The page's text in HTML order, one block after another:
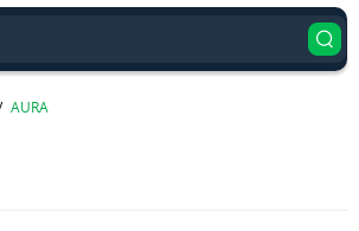
AURA